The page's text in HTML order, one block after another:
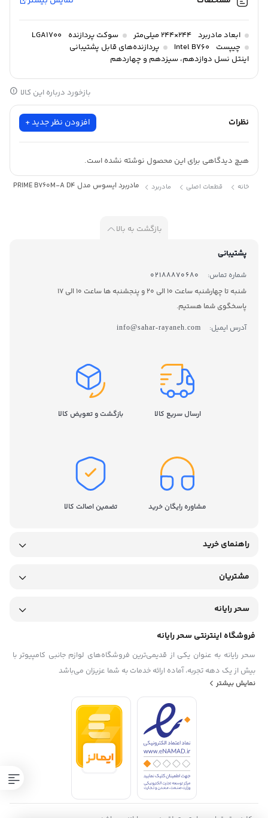
ابعاد مادربرد 244×244 میلی‌متر سوکت پردازنده
LGA1700
چیپست
Intel B760
پردازنده‌های قابل پشتیبانی
اینتل نسل دوازدهم، سیزدهم و چهاردهم
بازخورد درباره این کالا
نظرات افزودن نظر جدید +
هیچ دیدگاهی برای این محصول نوشته نشده است.
خانه قطعات اصلی مادربرد مادربرد ایسوس مدل PRIME B760M-A D4
بازگشت به بالا
پشتیبانی
شماره تماس:
02188870680
شنبه تا چهارشنبه ساعت 10 الی 20 و پنجشنبه ها ساعت 10 الی 17
پاسخگوی شما هستیم.
آدرس ایمیل:
info@sahar-rayaneh.com
ارسال سریع کالا بازگشت و تعویض کالا
مشاوره رایگان خرید تضمین اصالت کالا
راهنمای خرید
مشتریان
سحر رایانه
فروشگاه اینترنتی سحر رایانه
سحر رایانه به عنوان یکی از قدیمی‌ترین فروشگاه‌های لوازم جانبی کامپیوتر با
بیش از یک دهه تجربه، آماده ارائه خدمات به شما عزیزان می‌باشد
نمایش بیشتر